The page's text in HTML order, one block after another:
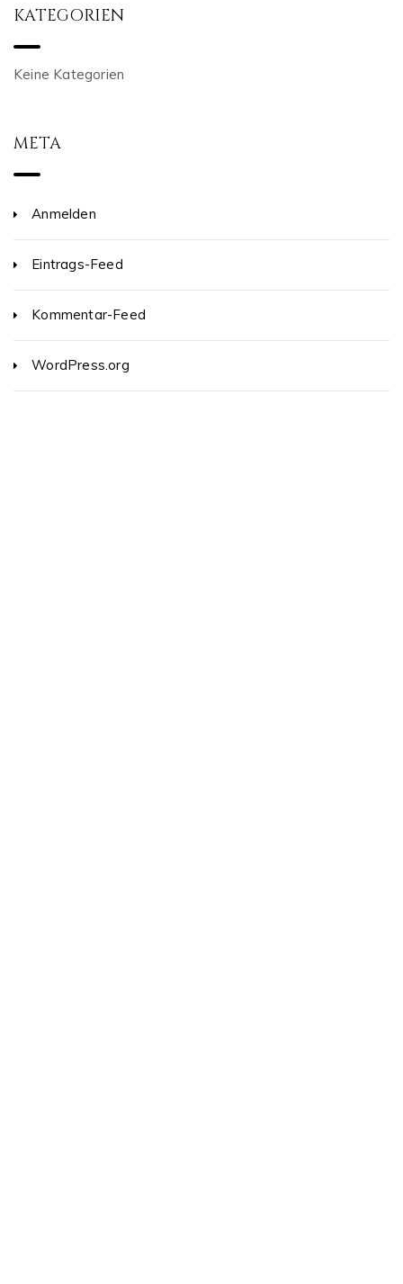
KATEGORIEN
Keine Kategorien
META
Anmelden
Eintrags-Feed
Kommentar-Feed
WordPress.org